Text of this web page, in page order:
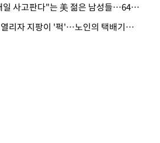
· "주식 매일 사고판다"는 美 젊은 남성들…64%가 "나는 인생의 패배자“
· 엘베 문 열리자 지팡이 '퍽'…노인의 택배기사 폭행 이유